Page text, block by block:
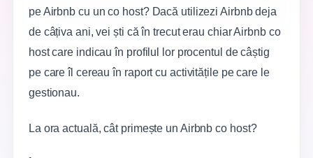
pe Airbnb cu un co host? Dacă utilizezi Airbnb deja
de câțiva ani, vei ști că în trecut erau chiar Airbnb co
host care indicau în profilul lor procentul de câștig
pe care îl cereau în raport cu activitățile pe care le
gestionau.
La ora actuală, cât primește un Airbnb co host?